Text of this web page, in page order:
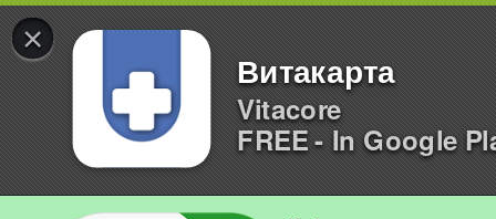
×
Витакарта
Vitacore
FREE - In Google